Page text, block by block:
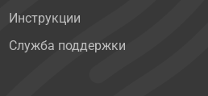
Инструкции
Служба поддержки